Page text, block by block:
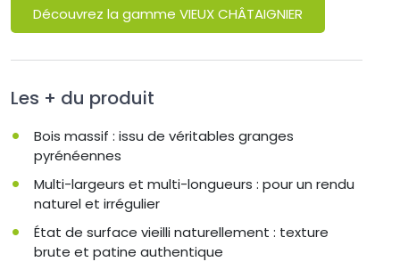
Découvrez la gamme VIEUX CHÂTAIGNIER
Les + du produit
Bois massif : issu de véritables granges
pyrénéennes
Multi-largeurs et multi-longueurs : pour un rendu
naturel et irrégulier
État de surface vieilli naturellement : texture
brute et patine authentique